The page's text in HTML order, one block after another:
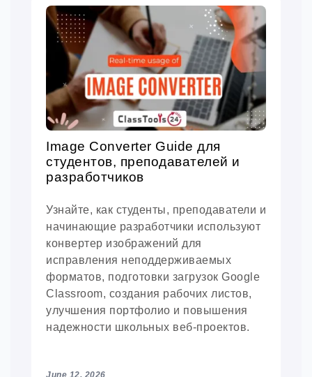
Image Converter Guide для
студентов, преподавателей и
разработчиков
Узнайте, как студенты, преподаватели и
начинающие разработчики используют
конвертер изображений для
исправления неподдерживаемых
форматов, подготовки загрузок Google
Classroom, создания рабочих листов,
улучшения портфолио и повышения
надежности школьных веб-проектов.
June 12, 2026